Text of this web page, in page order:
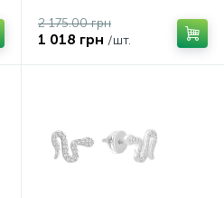
2 175.00 грн
1 018 грн /шт.